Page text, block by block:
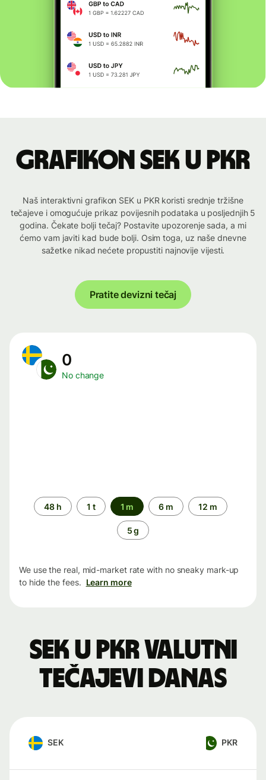
Grafikon SEK u PKR
Naš interaktivni grafikon SEK u PKR koristi srednje tržišne
tečajeve i omogućuje prikaz povijesnih podataka u posljednjih 5
godina. Čekate bolji tečaj? Postavite upozorenje sada, a mi
ćemo vam javiti kad bude bolji. Osim toga, uz naše dnevne
sažetke nikad nećete propustiti najnovije vijesti.
Pratite devizni tečaj
0
No change
Time
period
48 h 1 t 1 m 6 m 12 m
5 g
We use the real, mid-market rate with no sneaky mark-up
to hide the fees. Learn more
SEK u PKR valutni
tečajevi danas
SEK PKR